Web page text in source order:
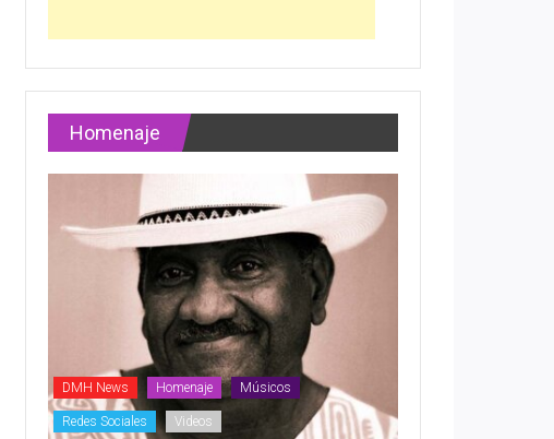
Homenaje
DMH News Homenaje Músicos
Redes Sociales Videos